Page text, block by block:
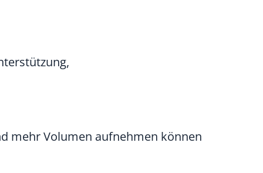
mehr Volumen aufnehmen können